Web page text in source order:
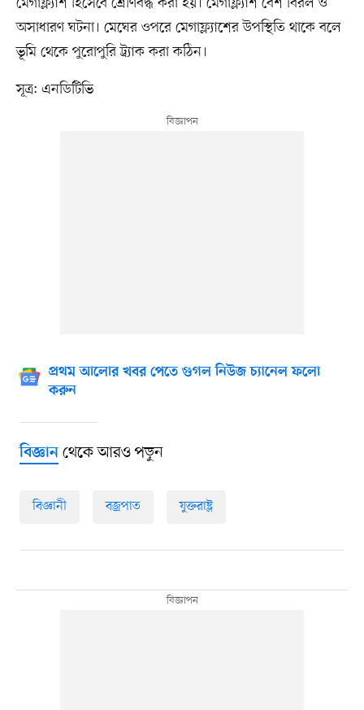
অসাধারণ ঘটনা। মেঘের ওপরে মেগাফ্ল্যাশের উপস্থিতি থাকে বলে
ভূমি থেকে পুরোপুরি ট্র্যাক করা কঠিন।
সূত্র: এনডিটিভি
প্রথম আলোর খবর পেতে গুগল নিউজ চ্যানেল ফলো
করুন
বিজ্ঞানথেকে আরও পড়ুন
বিজ্ঞানী বজ্রপাত যুক্তরাষ্ট্র